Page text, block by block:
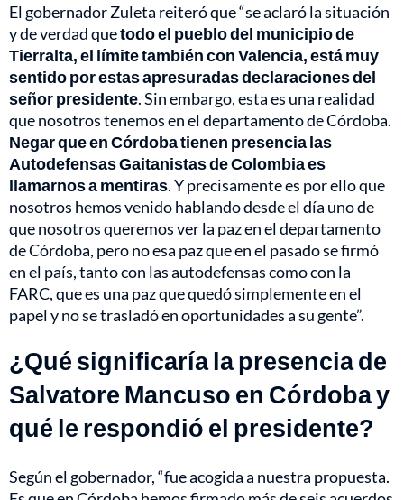
El gobernador Zuleta reiteró que “se aclaró la situación
y de verdad quetodo el pueblo del municipio de
Tierralta, el límite también con Valencia, está muy
sentido por estas apresuradas declaraciones del
señor presidente. Sin embargo, esta es una realidad
que nosotros tenemos en el departamento de Córdoba.
Negar que en Córdoba tienen presencia las
Autodefensas Gaitanistas de Colombia es
llamarnos a mentiras. Y precisamente es por ello que
nosotros hemos venido hablando desde el día uno de
que nosotros queremos ver la paz en el departamento
de Córdoba, pero no esa paz que en el pasado se firmó
en el país, tanto con las autodefensas como con la
FARC, que es una paz que quedó simplemente en el
papel y no se trasladó en oportunidades a su gente”.
¿Qué significaría la presencia de
Salvatore Mancuso en Córdoba y
qué le respondió el presidente?
Según el gobernador, “fue acogida a nuestra propuesta.